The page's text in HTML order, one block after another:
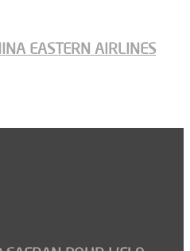
EASTERN AIRLINES